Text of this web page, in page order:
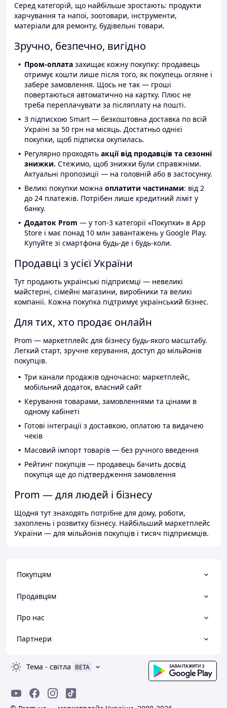
Серед категорій, що найбільше зростають: продукти
харчування та напої, зоотовари, інструменти,
матеріали для ремонту, будівельні товари.
Зручно, безпечно, вигідно
Пром-оплата захищає кожну покупку: продавець
отримує кошти лише після того, як покупець огляне і
забере замовлення. Щось не так — гроші
повертаються автоматично на картку. Плюс не
треба переплачувати за післяплату на пошті.
З підпискою Smart — безкоштовна доставка по всій
Україні за 50 грн на місяць. Достатньо однієї
покупки, щоб підписка окупилась.
Регулярно проходять акції від продавців та сезонні
знижки. Стежимо, щоб знижки були справжніми.
Актуальні пропозиції — на головній або в застосунку.
Великі покупки можна оплатити частинами: від 2
до 24 платежів. Потрібен лише кредитний ліміт у
банку.
Додаток Prom — у топ-3 категорії «Покупки» в App
Store і має понад 10 млн завантажень у Google Play.
Купуйте зі смартфона будь-де і будь-коли.
Продавці з усієї України
Тут продають українські підприємці — невеликі
майстерні, сімейні магазини, виробники та великі
компанії. Кожна покупка підтримує український бізнес.
Для тих, хто продає онлайн
Prom — маркетплейс для бізнесу будь-якого масштабу.
Легкий старт, зручне керування, доступ до мільйонів
покупців.
Три канали продажів одночасно: маркетплейс,
мобільний додаток, власний сайт
Керування товарами, замовленнями та цінами в
одному кабінеті
Готові інтеграції з доставкою, оплатою та видачею
чеків
Масовий імпорт товарів — без ручного введення
Рейтинг покупців — продавець бачить досвід
покупця ще до підтвердження замовлення
Prom — для людей і бізнесу
Щодня тут знаходять потрібне для дому, роботи,
захоплень і розвитку бізнесу. Найбільший маркетплейс
України — для мільйонів покупців і тисяч підприємців.
Покупцям
Продавцям
Про нас
Партнери
Тема - світла BETA